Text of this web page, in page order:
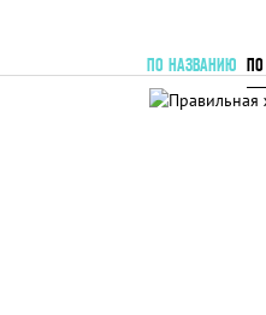
ПО НАЗВАНИЮ ПО